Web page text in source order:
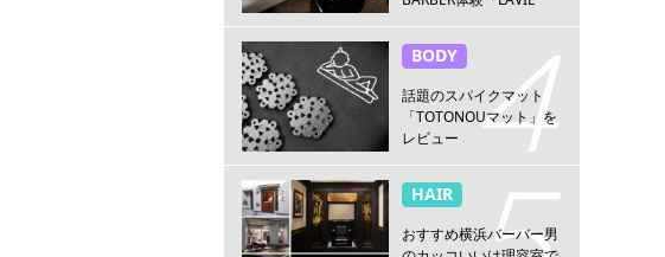
BARBER HANARE新宿
店」
BODY
話題のスパイクマット
「TOTONOUマット」を
レビュー
HAIR
おすすめ横浜バーバー男